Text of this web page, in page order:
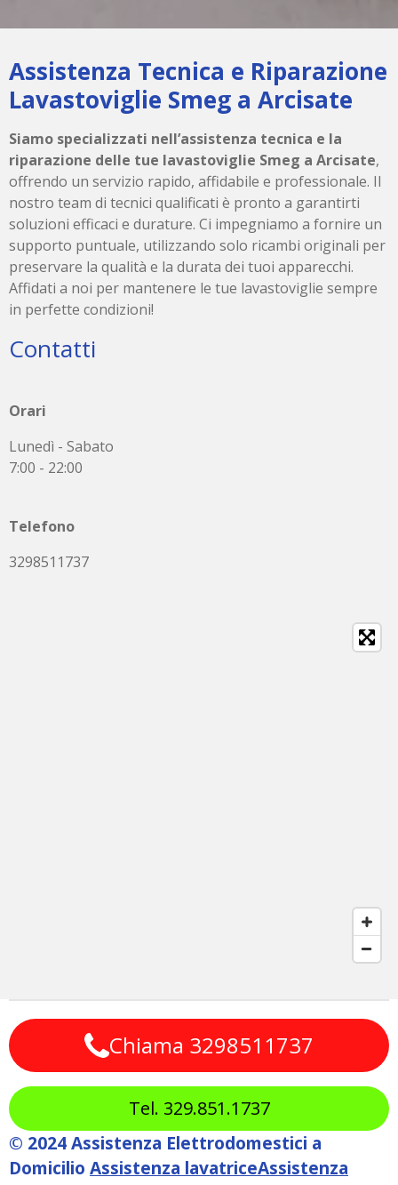
Assistenza Tecnica e Riparazione
Lavastoviglie Smeg a Arcisate
Siamo specializzati nell’assistenza tecnica e la
riparazione delle tue lavastoviglie Smeg a Arcisate,
offrendo un servizio rapido, affidabile e professionale. Il
nostro team di tecnici qualificati è pronto a garantirti
soluzioni efficaci e durature. Ci impegniamo a fornire un
supporto puntuale, utilizzando solo ricambi originali per
preservare la qualità e la durata dei tuoi apparecchi.
Affidati a noi per mantenere le tue lavastoviglie sempre
in perfette condizioni!
Contatti
Orari
Lunedì - Sabato
7:00 - 22:00
Telefono
3298511737
Chiama 3298511737
Tel. 329.851.1737
© 2024 Assistenza Elettrodomestici a
Domicilio Assistenza lavatriceAssistenza